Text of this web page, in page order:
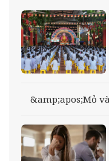
&amp;apos;Mỏ